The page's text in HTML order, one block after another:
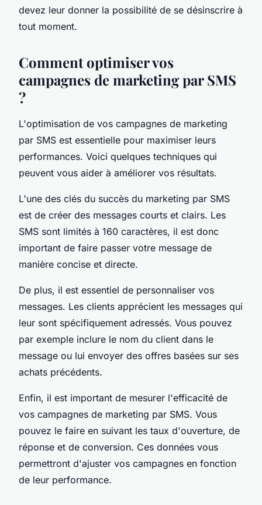
devez leur donner la possibilité de se désinscrire à
tout moment.
Comment optimiser vos
campagnes de marketing par SMS
?
L'optimisation de vos campagnes de marketing
par SMS est essentielle pour maximiser leurs
performances. Voici quelques techniques qui
peuvent vous aider à améliorer vos résultats.
L'une des clés du succès du marketing par SMS
est de créer des messages courts et clairs. Les
SMS sont limités à 160 caractères, il est donc
important de faire passer votre message de
manière concise et directe.
De plus, il est essentiel de personnaliser vos
messages. Les clients apprécient les messages qui
leur sont spécifiquement adressés. Vous pouvez
par exemple inclure le nom du client dans le
message ou lui envoyer des offres basées sur ses
achats précédents.
Enfin, il est important de mesurer l'efficacité de
vos campagnes de marketing par SMS. Vous
pouvez le faire en suivant les taux d'ouverture, de
réponse et de conversion. Ces données vous
permettront d'ajuster vos campagnes en fonction
de leur performance.